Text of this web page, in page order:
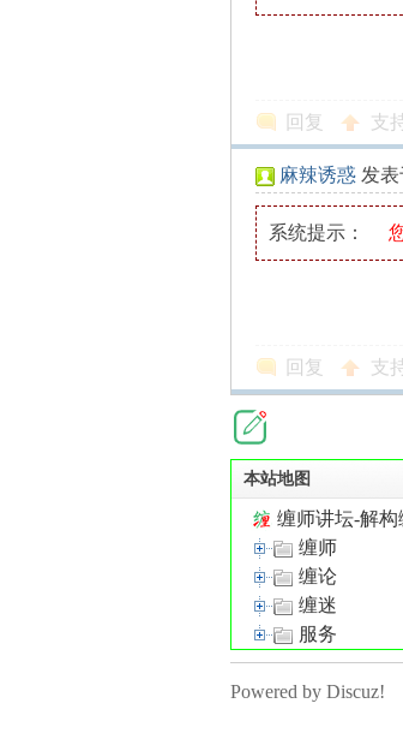
回复 支
麻辣诱惑 发表
系统提示：
回复 支
本站地图
缠师讲坛-解构
缠师
缠论
缠迷
服务
Powered by Discuz!